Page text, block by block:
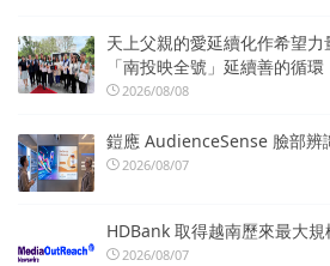
天上父親的愛延續化作希望
「南投映全號」延續善的循環
2026/08/08
鎧應 AudienceSense 臉部辨
2026/08/07
HDBank 取得越南歷來最大
2026/08/07